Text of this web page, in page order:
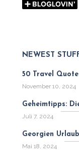
NEWEST
50 Travel
November 10, 2024
Geheimtipps:
Juli 7, 2024
Georgien
Mai 18, 2024